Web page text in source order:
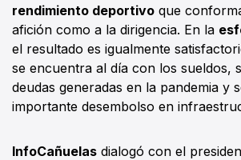
rendimiento deportivo que
afición como a la dirigencia. En la
el resultado es igualmente
se encuentra al día con los sueldos,
deudas generadas en la pandemia y
importante desembolso en
InfoCañuelas dialogó con el